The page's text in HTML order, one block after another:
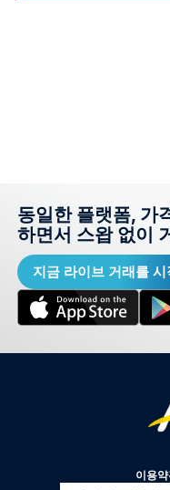
동일한 플랫폼, 가
하면서 스왑 없이
지금 라이브 거래를
이용